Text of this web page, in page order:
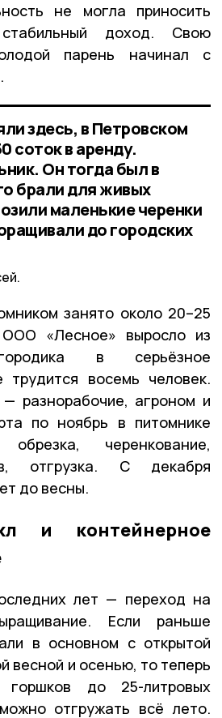
не могла приносить
доход. Свою
парень начинал с
здесь, в Петровском
соток в аренду.
Он тогда был в
брали для живых
маленькие черенки
до городских
занято около 20–25
ООО «Лесное» выросло из
в серьёзное
трудится восемь человек.
разнорабочие, агроном и
по ноябрь в питомнике
черенкование,
отгрузка. С декабря
до весны.
и контейнерное
лет — переход на
Если раньше
в основном с открытой
весной и осенью, то теперь
горшков до 25-литровых
отгружать всё лето.